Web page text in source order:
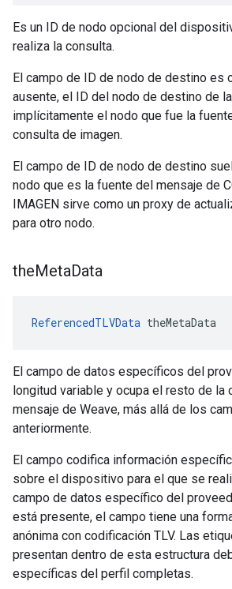
Es un ID de nodo opcional del
realiza la consulta.
El campo de ID de nodo de destino es
ausente, el ID del nodo de destino de
implícitamente el nodo que fue la
consulta de imagen.
El campo de ID de nodo de destino
nodo que es la fuente del mensaje de
IMAGEN sirve como un proxy de
para otro nodo.
theMetaData
ReferencedTLVData theMetaData
El campo de datos específicos del
longitud variable y ocupa el resto de la
mensaje de Weave, más allá de los
anteriormente.
El campo codifica información
sobre el dispositivo para el que se
campo de datos específico del
está presente, el campo tiene una
anónima con codificación TLV. Las
presentan dentro de esta estructura
específicas del perfil completas.